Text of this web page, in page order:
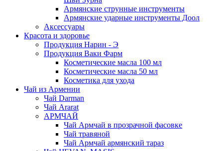
Армянские струнные инструменты
Армянские ударные инструменты Доол
Аксессуары
Красота и здоровье
Продукция Нарин - Э
Продукция Ваки Фарм
Косметические масла 100 мл
Косметические масла 50 мл
Косметика для ухода
Чай из Армении
Чай Darman
Чай Ararat
АРМЧАЙ
Чай Армчай в прозрачной фасовке
Чай травяной
Чай Армчай армянский тараз